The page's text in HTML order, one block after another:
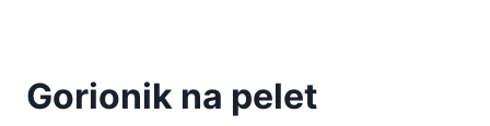
Gorionik na pelet